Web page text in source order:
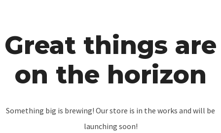
Great things are
on the horizon
Something big is brewing! Our store is in the works and will be
launching soon!